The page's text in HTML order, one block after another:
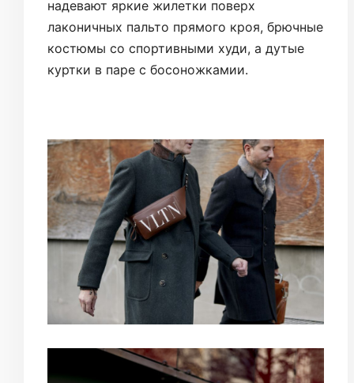
надевают яркие жилетки поверх
лаконичных пальто прямого кроя, брючные
костюмы со спортивными худи, а дутые
куртки в паре с босоножкамии.